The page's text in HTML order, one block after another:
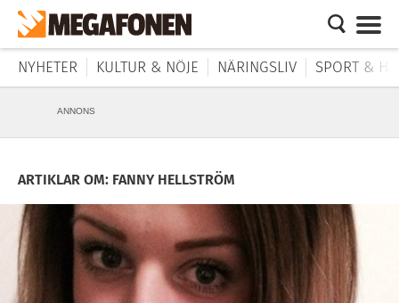
NYHETER KULTUR & NÖJE NÄRINGSLIV SPORT &
ANNONS
ARTIKLAR OM: FANNY HELLSTRÖM